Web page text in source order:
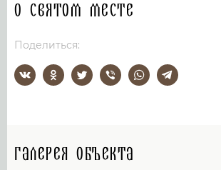
О святом месте
Поделиться:
Галерея объекта